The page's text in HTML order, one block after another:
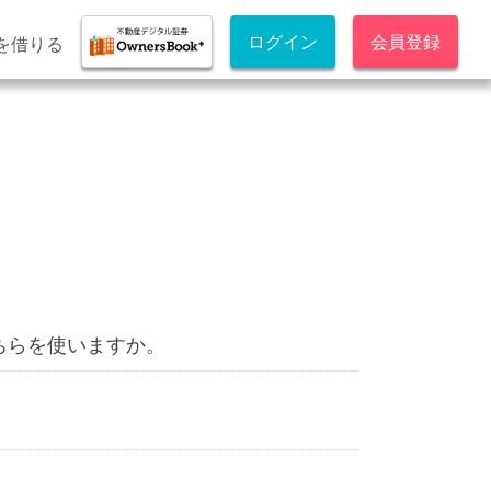
借りる ログイン 会員登録
を使いますか。